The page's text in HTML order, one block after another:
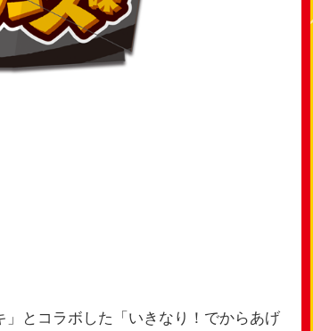
」とコラボした「いきなり！でからあげ